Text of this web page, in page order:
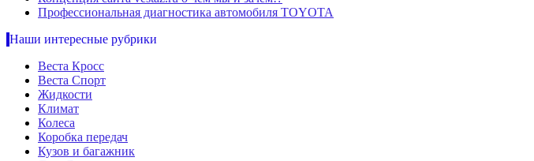
Профессиональная диагностика автомобиля TOYOTA
Наши интересные рубрики
Веста Кросс
Веста Спорт
Жидкости
Климат
Колеса
Коробка передач
Кузов и багажник